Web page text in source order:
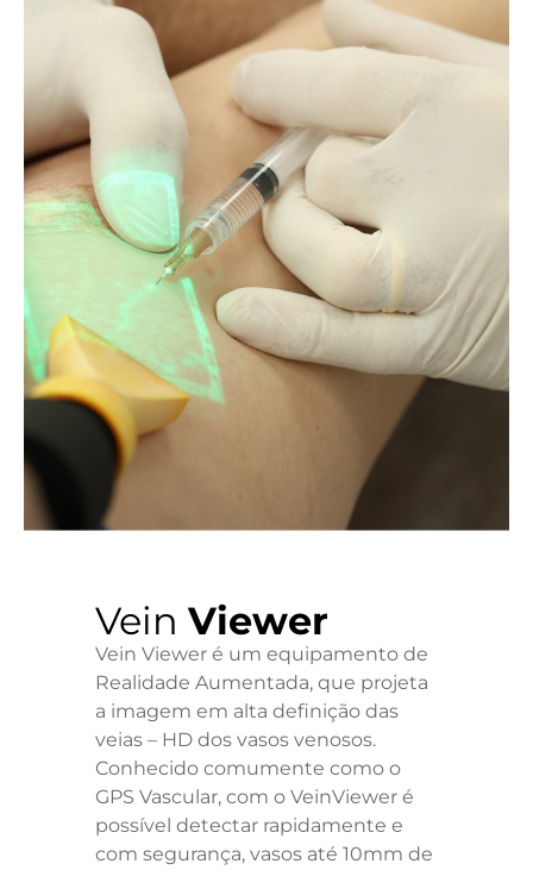
Vein Viewer
Vein Viewer é um equipamento de
Realidade Aumentada, que projeta
a imagem em alta definição das
veias – HD dos vasos venosos.
Conhecido comumente como o
GPS Vascular, com o VeinViewer é
possível detectar rapidamente e
com segurança, vasos até 10mm de